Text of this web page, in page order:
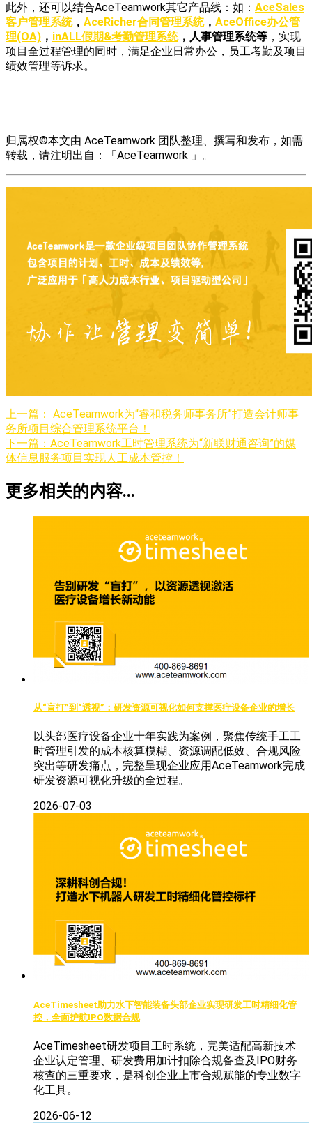
此外，还可以结合AceTeamwork其它产品线：如： AceSales
客户管理系统， AceRicher合同管理系统， AceOffice办公管
理(OA) ， inALL假期&考勤管理系统，人事管理系统等 ，实现
项目全过程管理的同时，满足企业日常办公，员工考勤及项目
绩效管理等诉求。
归属权©本文由 AceTeamwork 团队整理、撰写和发布，如需
转载，请注明出自：「AceTeamwork 」。
上一篇： AceTeamwork为“睿和税务师事务所”打造会计师事
务所项目综合管理系统平台！
下一篇： AceTeamwork工时管理系统为“新联财通咨询”的媒
体信息服务项目实现人工成本管控！
更多相关的内容...
从“盲打”到“透视”：研发资源可视化如何支撑医疗设备企业的增长
以头部医疗设备企业十年实践为案例，聚焦传统手工工
时管理引发的成本核算模糊、资源调配低效、合规风险
突出等研发痛点，完整呈现企业应用AceTeamwork完成
研发资源可视化升级的全过程。
2026-07-03
AceTimesheet助力水下智能装备头部企业实现研发工时精细化管
控，全面护航IPO数据合规
AceTimesheet研发项目工时系统，完美适配高新技术
企业认定管理、研发费用加计扣除合规备查及IPO财务
核查的三重要求，是科创企业上市合规赋能的专业数字
化工具。
2026-06-12